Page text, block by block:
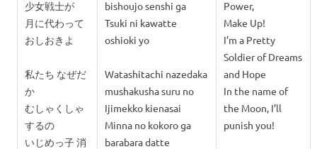
少女戦士が
月に代わって
おしおきよ
私たち なぜだ
か
むしゃくしゃ
するの
いじめっ子 消
bishoujo senshi ga
Tsuki ni kawatte
oshioki yo
Watashitachi nazedaka
mushakusha suru no
Ijimekko kienasai
Minna no kokoro ga
barabara datte
Power,
Make Up!
I’m a Pretty
Soldier of Dreams
and Hope
In the name of
the Moon, I’ll
punish you!